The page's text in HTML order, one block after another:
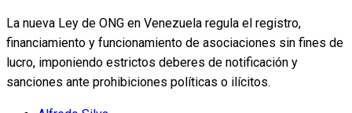
La nueva Ley de ONG en Venezuela regula el registro,
financiamiento y funcionamiento de asociaciones sin fines de
lucro, imponiendo estrictos deberes de notificación y
sanciones ante prohibiciones políticas o ilícitos.